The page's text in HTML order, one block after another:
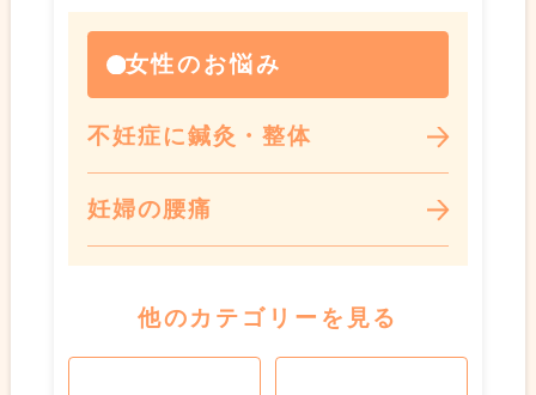
女性のお悩み
不妊症に鍼灸・整体
妊婦の腰痛
他のカテゴリーを見る